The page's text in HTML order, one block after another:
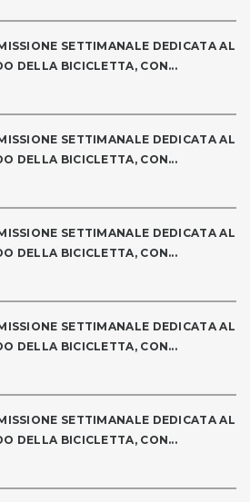
SETTIMANALE DEDICATA AL
DELLA BICICLETTA, CON...
SETTIMANALE DEDICATA AL
DELLA BICICLETTA, CON...
SETTIMANALE DEDICATA AL
DELLA BICICLETTA, CON...
SETTIMANALE DEDICATA AL
DELLA BICICLETTA, CON...
SETTIMANALE DEDICATA AL
DELLA BICICLETTA, CON...